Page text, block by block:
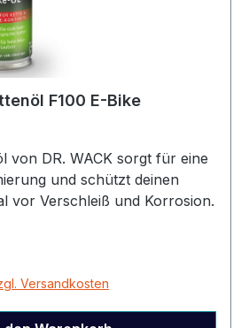
DR. WACK - Kettenöl F100 E-Bike
von DR. WACK sorgt für eine
und schützt deinen
vor Verschleiß und Korrosion.
Kraftübertragung. ✔
für die Kette – Spezielle
Versandkosten